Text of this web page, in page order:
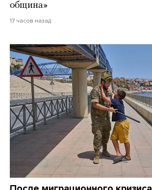
община»
17 часов назад